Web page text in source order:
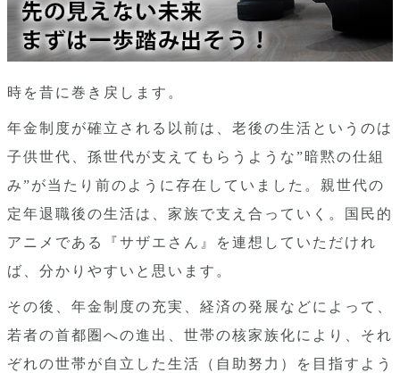
時を昔に巻き戻します。
年金制度が確立される以前は、老後の生活というのは
子供世代、孫世代が支えてもらうような”暗黙の仕組
み”が当たり前のように存在していました。親世代の
定年退職後の生活は、家族で支え合っていく。国民的
アニメである『サザエさん』を連想していただけれ
ば、分かりやすいと思います。
その後、年金制度の充実、経済の発展などによって、
若者の首都圏への進出、世帯の核家族化により、それ
ぞれの世帯が自立した生活（自助努力）を目指すよう